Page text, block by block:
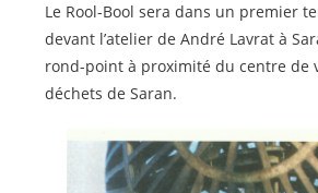
Le Rool-Bool sera dans un premier
devant l’atelier de André Lavrat à
rond-point à proximité du centre de
déchets de Saran.